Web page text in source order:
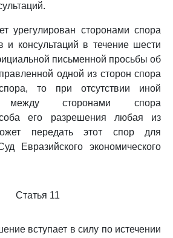
урегулирован сторонами спора
и консультаций в течение шести
письменной просьбы об
одной из сторон спора
то при отсутствии иной
между сторонами спора
его разрешения любая из
передать этот спор для
Евразийского экономического
Статья 11
вступает в силу по истечении